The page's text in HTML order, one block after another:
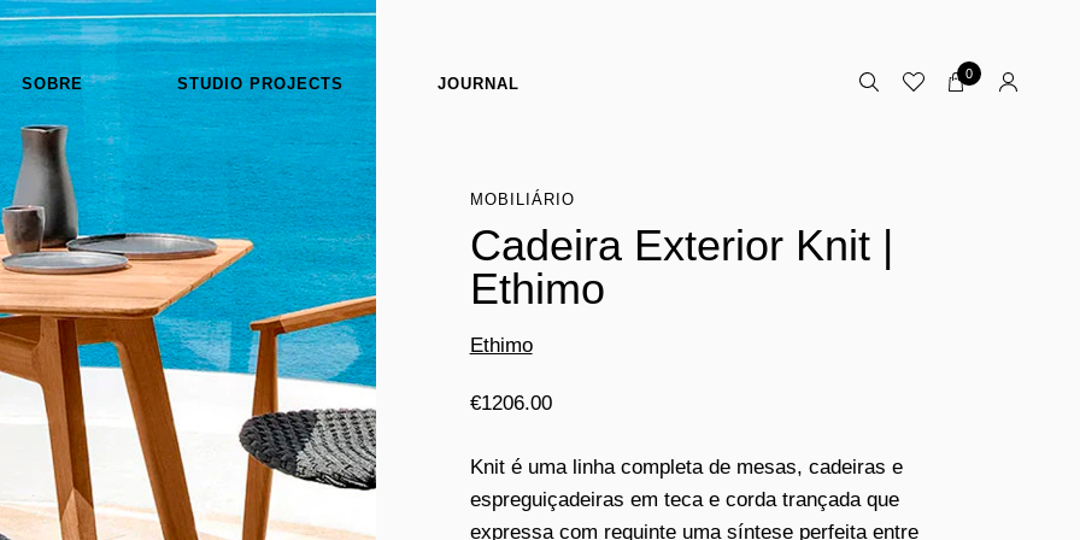
SOBRE STUDIO PROJECTS JOURNAL
0
MOBILIÁRIO
Cadeira Exterior Knit |
Ethimo
Ethimo
€1206.00
Knit é uma linha completa de mesas, cadeiras e
espreguiçadeiras em teca e corda trançada que
expressa com requinte uma síntese perfeita entre